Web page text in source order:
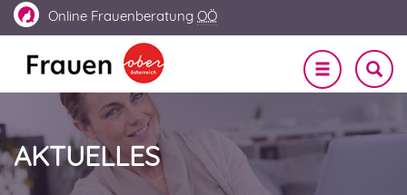
Online Frauenberatung OÖ
SUCHE
EIN-
UND
Navigation
ein-/
AKTUELLES